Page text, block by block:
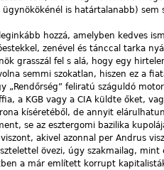
is határtalanabb) sem
hozzá, amelyben kedves
zenével és tánccal tarka
grasszál fel s alá, hogy egy
semmi szokatlan, hiszen ez a
„Rendőrség” feliratú száguldó
a KGB vagy a CIA küldte őket,
kíséretéből, de annyit
se az esztergomi bazilika
akivel azonnal per Andrus
övezi, úgy szakmailag,
a már említett korrupt